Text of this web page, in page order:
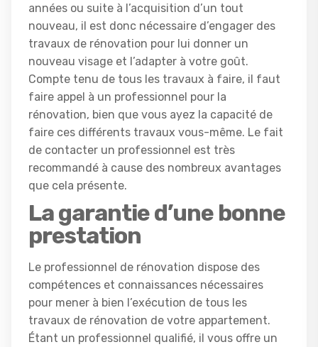
années ou suite à l’acquisition d’un tout
nouveau, il est donc nécessaire d’engager des
travaux de rénovation pour lui donner un
nouveau visage et l’adapter à votre goût.
Compte tenu de tous les travaux à faire, il faut
faire appel à un professionnel pour la
rénovation, bien que vous ayez la capacité de
faire ces différents travaux vous-même. Le fait
de contacter un professionnel est très
recommandé à cause des nombreux avantages
que cela présente.
La garantie d’une bonne
prestation
Le professionnel de rénovation dispose des
compétences et connaissances nécessaires
pour mener à bien l’exécution de tous les
travaux de rénovation de votre appartement.
Étant un professionnel qualifié, il vous offre un